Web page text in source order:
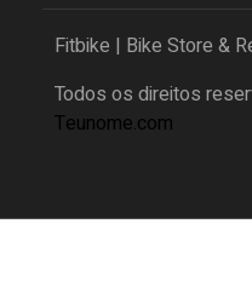
Fitbike | Bike Store &
Todos os direitos
Teunome.com